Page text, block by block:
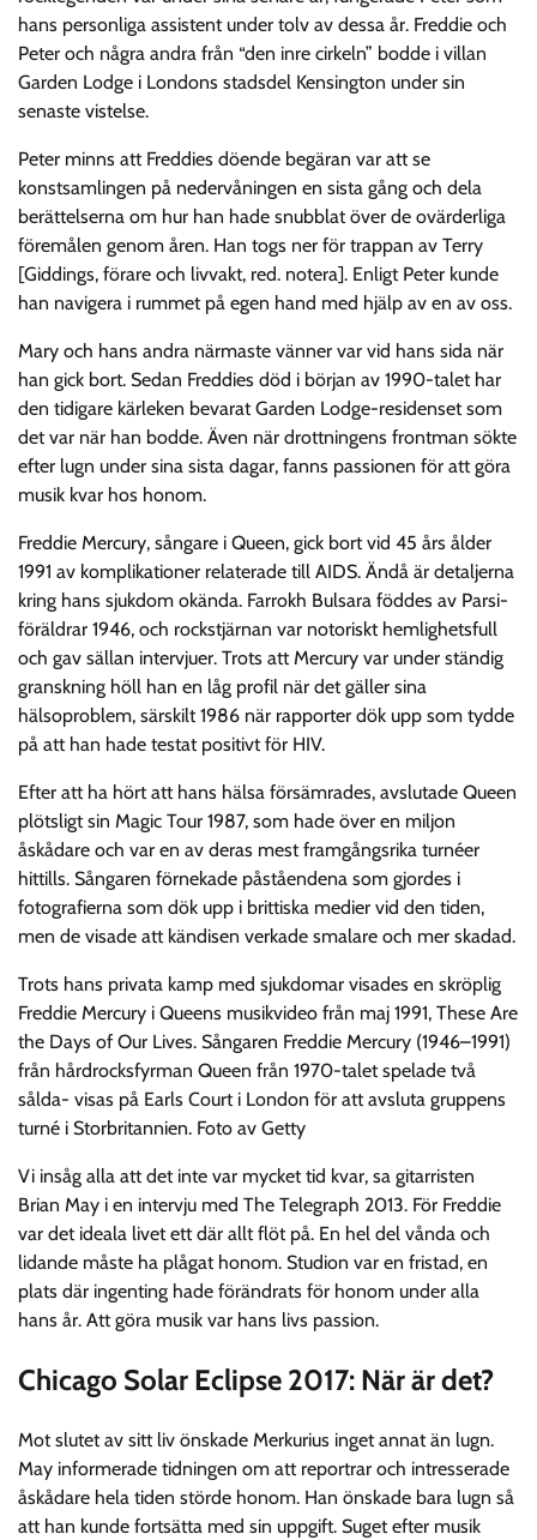
hans personliga assistent under tolv av dessa år. Freddie och
Peter och några andra från “den inre cirkeln” bodde i villan
Garden Lodge i Londons stadsdel Kensington under sin
senaste vistelse.
Peter minns att Freddies döende begäran var att se
konstsamlingen på nedervåningen en sista gång och dela
berättelserna om hur han hade snubblat över de ovärderliga
föremålen genom åren. Han togs ner för trappan av Terry
[Giddings, förare och livvakt, red. notera]. Enligt Peter kunde
han navigera i rummet på egen hand med hjälp av en av oss.
Mary och hans andra närmaste vänner var vid hans sida när
han gick bort. Sedan Freddies död i början av 1990-talet har
den tidigare kärleken bevarat Garden Lodge-residenset som
det var när han bodde. Även när drottningens frontman sökte
efter lugn under sina sista dagar, fanns passionen för att göra
musik kvar hos honom.
Freddie Mercury, sångare i Queen, gick bort vid 45 års ålder
1991 av komplikationer relaterade till AIDS. Ändå är detaljerna
kring hans sjukdom okända. Farrokh Bulsara föddes av Parsi-
föräldrar 1946, och rockstjärnan var notoriskt hemlighetsfull
och gav sällan intervjuer. Trots att Mercury var under ständig
granskning höll han en låg profil när det gäller sina
hälsoproblem, särskilt 1986 när rapporter dök upp som tydde
på att han hade testat positivt för HIV.
Efter att ha hört att hans hälsa försämrades, avslutade Queen
plötsligt sin Magic Tour 1987, som hade över en miljon
åskådare och var en av deras mest framgångsrika turnéer
hittills. Sångaren förnekade påståendena som gjordes i
fotografierna som dök upp i brittiska medier vid den tiden,
men de visade att kändisen verkade smalare och mer skadad.
Trots hans privata kamp med sjukdomar visades en skröplig
Freddie Mercury i Queens musikvideo från maj 1991, These Are
the Days of Our Lives. Sångaren Freddie Mercury (1946–1991)
från hårdrocksfyrman Queen från 1970-talet spelade två
sålda- visas på Earls Court i London för att avsluta gruppens
turné i Storbritannien. Foto av Getty
Vi insåg alla att det inte var mycket tid kvar, sa gitarristen
Brian May i en intervju med The Telegraph 2013. För Freddie
var det ideala livet ett där allt flöt på. En hel del vånda och
lidande måste ha plågat honom. Studion var en fristad, en
plats där ingenting hade förändrats för honom under alla
hans år. Att göra musik var hans livs passion.
Chicago Solar Eclipse 2017: När är det?
Mot slutet av sitt liv önskade Merkurius inget annat än lugn.
May informerade tidningen om att reportrar och intresserade
åskådare hela tiden störde honom. Han önskade bara lugn så
att han kunde fortsätta med sin uppgift. Suget efter musik